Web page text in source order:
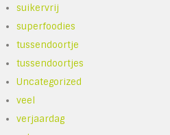
suikervrij
superfoodies
tussendoortje
tussendoortjes
Uncategorized
veel
verjaardag